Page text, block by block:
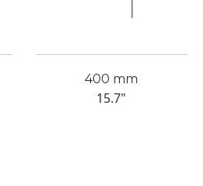
400 mm
15.7"